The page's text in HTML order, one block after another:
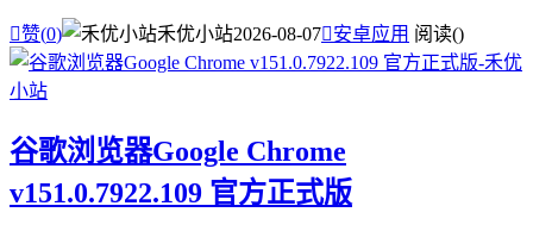
赞(0) 禾优小站2026-08-07安卓应用 阅读()
谷歌浏览器Google Chrome
v151.0.7922.109 官方正式版